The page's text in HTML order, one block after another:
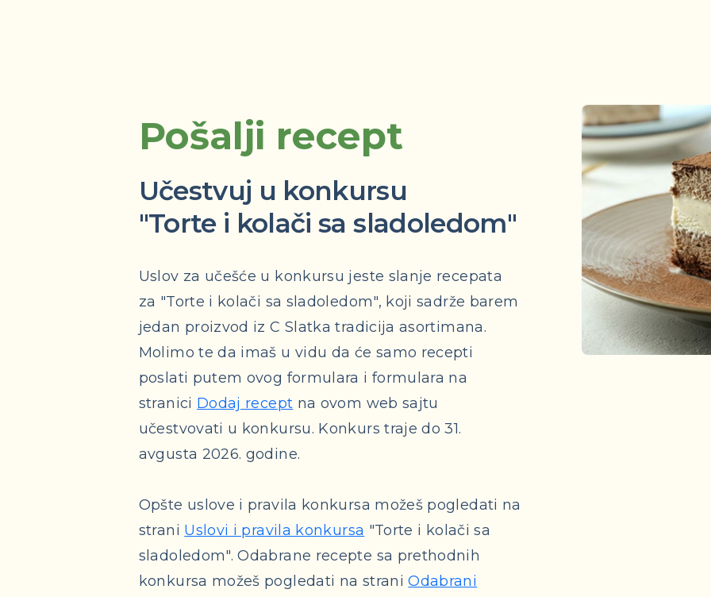
Pošalji recept
Učestvuj u konkursu
"Torte i kolači sa sladoledom"
Uslov za učešće u konkursu jeste slanje recepata
za "Torte i kolači sa sladoledom", koji sadrže barem
jedan proizvod iz C Slatka tradicija asortimana.
Molimo te da imaš u vidu da će samo recepti
poslati putem ovog formulara i formulara na
stranici Dodaj recept na ovom web sajtu
učestvovati u konkursu. Konkurs traje do 31.
avgusta 2026. godine.
Opšte uslove i pravila konkursa možeš pogledati na
strani Uslovi i pravila konkursa "Torte i kolači sa
sladoledom". Odabrane recepte sa prethodnih
konkursa možeš pogledati na straniOdabrani